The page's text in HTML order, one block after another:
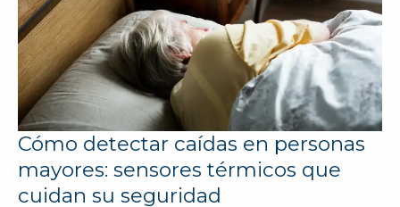
Cómo detectar caídas en personas
mayores: sensores térmicos que
cuidan su seguridad